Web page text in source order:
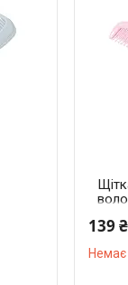
139 ₴
Немає